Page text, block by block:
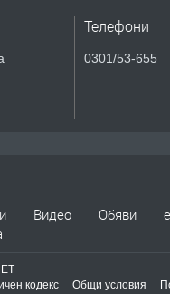
Давам Заведение Под
Телефони
0301/53-655
Видео Обяви
кодекс Общи условия